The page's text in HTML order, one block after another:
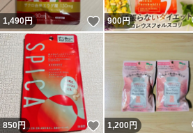
1,490円 いいね！
900円
850円 いいね！
1,200円